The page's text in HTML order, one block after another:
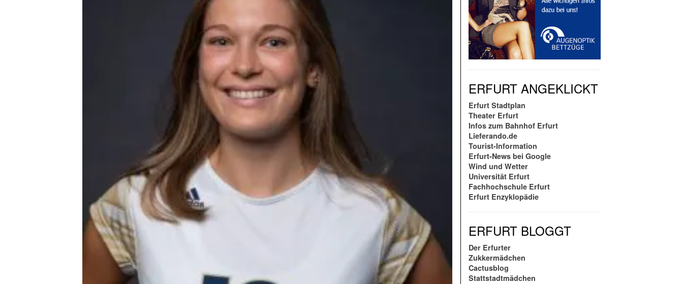
ERFURT ANGEKLICKT
Erfurt Stadtplan
Theater Erfurt
Infos zum Bahnhof Erfurt
Lieferando.de
Tourist-Information
Erfurt-News bei Google
Wind und Wetter
Universität Erfurt
Fachhochschule Erfurt
Erfurt Enzyklopädie
ERFURT BLOGGT
Der Erfurter
Zukkermädchen
Cactusblog
Stattstadtmädchen